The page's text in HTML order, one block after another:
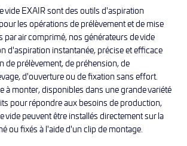
vide EXAIR sont des outils d'aspiration
les opérations de prélèvement et de mise
par air comprimé, nos générateurs de vide
d'aspiration instantanée, précise et efficace
de prélèvement, de préhension, de
d'ouverture ou de fixation sans effort.
à monter, disponibles dans une grande variété
pour répondre aux besoins de production,
vide peuvent être installés directement sur la
ou fixés à l'aide d'un clip de montage.